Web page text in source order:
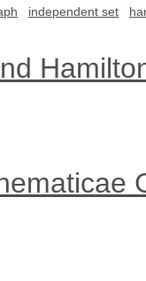
independent set